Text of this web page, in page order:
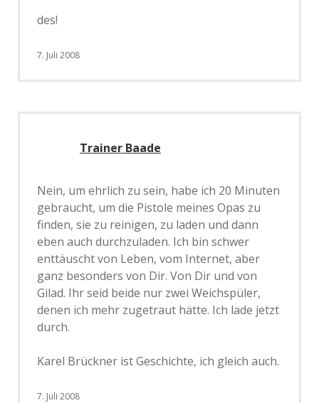
des!
7. Juli 2008
Trainer Baade
Nein, um ehrlich zu sein, habe ich 20 Minuten
gebraucht, um die Pistole meines Opas zu
finden, sie zu reinigen, zu laden und dann
eben auch durchzuladen. Ich bin schwer
enttäuscht von Leben, vom Internet, aber
ganz besonders von Dir. Von Dir und von
Gilad. Ihr seid beide nur zwei Weichspüler,
denen ich mehr zugetraut hätte. Ich lade jetzt
durch.
Karel Brückner ist Geschichte, ich gleich auch.
7. Juli 2008